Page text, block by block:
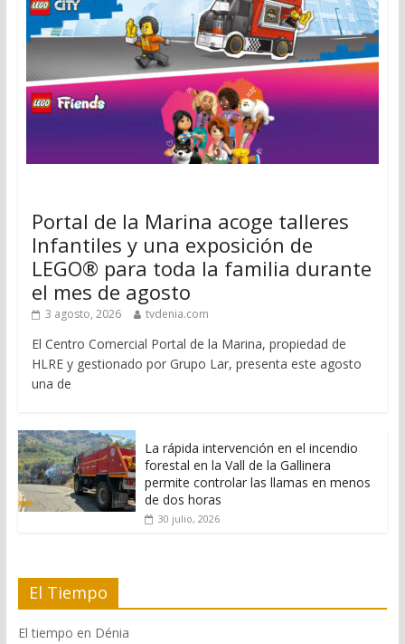
Portal de la Marina acoge talleres
Infantiles y una exposición de
LEGO® para toda la familia durante
el mes de agosto
3 agosto, 2026 tvdenia.com
El Centro Comercial Portal de la Marina, propiedad de
HLRE y gestionado por Grupo Lar, presenta este agosto
una de
La rápida intervención en el incendio
forestal en la Vall de la Gallinera
permite controlar las llamas en menos
de dos horas
30 julio, 2026
El Tiempo
El tiempo en Dénia